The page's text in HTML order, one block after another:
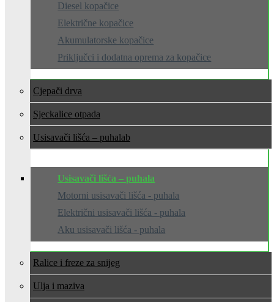
Diesel kopačice
Električne kopačice
Akumulatorske kopačice
Priključci i dodatna oprema za kopačice
Cjepači drva
Sjeckalice otpada
Usisavači lišća – puhala
Usisavači lišća – puhala
Motorni usisavači lišća - puhala
Električni usisavači lišća - puhala
Aku usisavači lišća - puhala
Ralice i freze za snijeg
Ulja i maziva